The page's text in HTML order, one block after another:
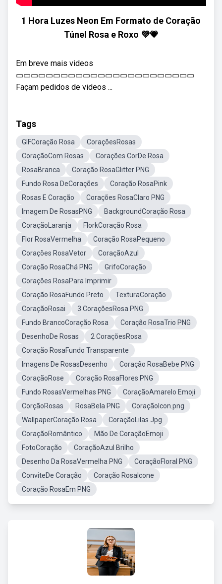
1 Hora Luzes Neon Em Formato de Coração
Túnel Rosa e Roxo 💜💗
Em breve mais videos
▭▭▭▭▭▭▭▭▭▭▭▭▭▭▭▭▭▭▭▭▭▭▭▭
Façam pedidos de videos ...
Tags
GIFCoração Rosa
CoraçõesRosas
CoraçãoCom Rosas
Corações CorDe Rosa
RosaBranca
Coração RosaGlitter PNG
Fundo Rosa DeCorações
Coração RosaPink
Rosas E Coração
Corações RosaClaro PNG
Imagem De RosasPNG
BackgroundCoração Rosa
CoraçãoLaranja
FlorkCoração Rosa
Flor RosaVermelha
Coração RosaPequeno
Corações RosaVetor
CoraçãoAzul
Coração RosaChá PNG
GrifoCoração
Corações RosaPara Imprimir
Coração RosaFundo Preto
TexturaCoração
CoraçãoRosai
3 CoraçõesRosa PNG
Fundo BrancoCoração Rosa
Coração RosaTrio PNG
DesenhoDe Rosas
2 CoraçõesRosa
Coração RosaFundo Transparente
Imagens De RosasDesenho
Coração RosaBebe PNG
CoraçãoRose
Coração RosaFlores PNG
Fundo RosasVermelhas PNG
CoraçãoAmarelo Emoji
CorçãoRosas
RosaBela PNG
CoraçãoIcon.png
WallpaperCoração Rosa
CoraçãoLilas Jpg
CoraçãoRomântico
Mão De CoraçãoEmoji
FotoCoração
CoraçãoAzul Brilho
Desenho Da RosaVermelha PNG
CoraçãoFloral PNG
ConviteDe Coração
Coração RosaIcone
Coração RosaEm PNG